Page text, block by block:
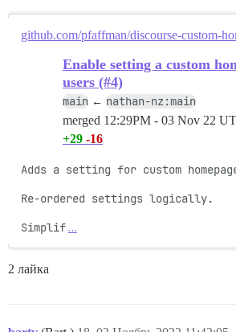
github.com/pfaffman/discourse-custom-
Enable setting a custom
users (#4)
main ← nathan-nz:main
merged 12:29PM - 03 Nov 22
+29 -16
Adds a setting for custom
Re-ordered settings logically.
Simplif …
2 лайка